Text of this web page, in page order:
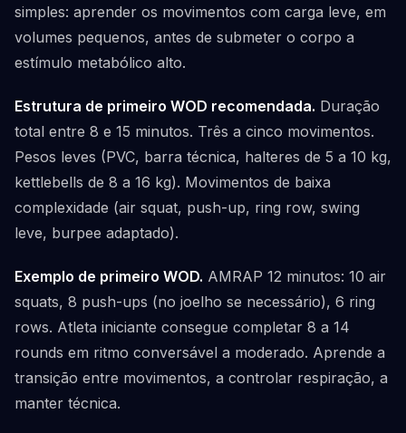
simples: aprender os movimentos com carga leve, em
volumes pequenos, antes de submeter o corpo a
estímulo metabólico alto.
Estrutura de primeiro WOD recomendada. Duração
total entre 8 e 15 minutos. Três a cinco movimentos.
Pesos leves (PVC, barra técnica, halteres de 5 a 10 kg,
kettlebells de 8 a 16 kg). Movimentos de baixa
complexidade (air squat, push-up, ring row, swing
leve, burpee adaptado).
Exemplo de primeiro WOD. AMRAP 12 minutos: 10 air
squats, 8 push-ups (no joelho se necessário), 6 ring
rows. Atleta iniciante consegue completar 8 a 14
rounds em ritmo conversável a moderado. Aprende a
transição entre movimentos, a controlar respiração, a
manter técnica.